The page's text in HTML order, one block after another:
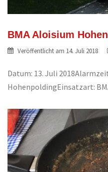
BMA Aloisium
Veröffentlicht am 14. Juli 2018
Datum: 13. Juli
HohenpoldingEinsatzart: